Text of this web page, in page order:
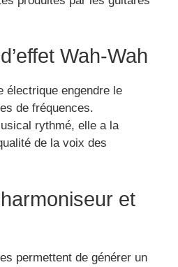
Wah-Wah
électrique engendre le
de fréquences.
rythmé, elle a la
de la voix des
et
permettent de générer un